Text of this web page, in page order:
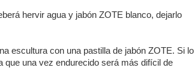
hervir agua y jabón ZOTE blanco, dejarlo
escultura con una pastilla de jabón ZOTE. Si lo
que una vez endurecido será más difícil de